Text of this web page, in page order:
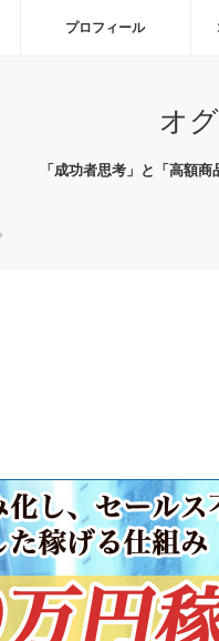
プロフィール
オ
「成功者思考」と「高額